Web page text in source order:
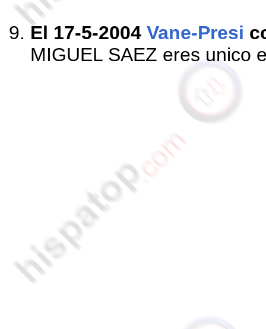
El 17-5-2004 Vane-Presi
MIGUEL SAEZ eres unico